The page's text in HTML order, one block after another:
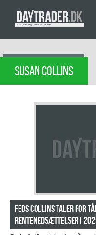
SUSAN COLLINS
Feds Collins taler for
rentenedsættelser i